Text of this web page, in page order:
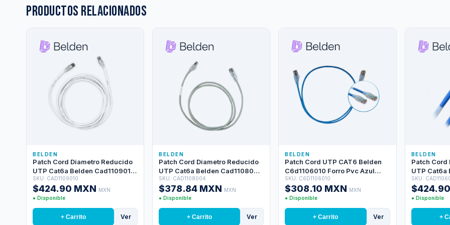
Productos relacionados
BELDEN
Patch Cord Diametro Reducido
UTP Cat6a Belden Cad1109010
/ Interior / Blanco / 4 Pares / 28
Awg / Forro Pvc / Cmr / 10 Pies 3
Metros
SKU: CAD1109010
$424.90 MXN MXN
● Disponible
+ Carrito Ver
BELDEN
Patch Cord Diametro Reducido
UTP Cat6a Belden Cad1108004
/ Interior / Gris / 4 Pares / 28
Awg / Forro Pvc / Cmr / 4 Pies
1.2 Metros
SKU: CAD1108004
$378.84 MXN MXN
● Disponible
+ Carrito Ver
BELDEN
Patch Cord UTP CAT6 Belden
C6d1106010 Forro Pvc Azul
Cmr-riser 4 Pares Calibre
Conductor 28 Awg Diametro
Reducido Cobre Estañado
Multifilar Uso Interior Partes
Relacionadas:conectores
SKU: C6D1106010
$308.10 MXN MXN
● Disponible
+ Carrito Ver
BELDEN
Patch Cord
UTP Cat6a
/ Interior /
Awg / Forro
Metros
SKU:
● Disponible
+